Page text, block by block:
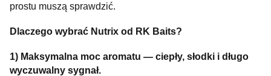
prostu muszą sprawdzić.
Dlaczego wybrać Nutrix od RK Baits?
1) Maksymalna moc aromatu — ciepły, słodki i długo
wyczuwalny sygnał.